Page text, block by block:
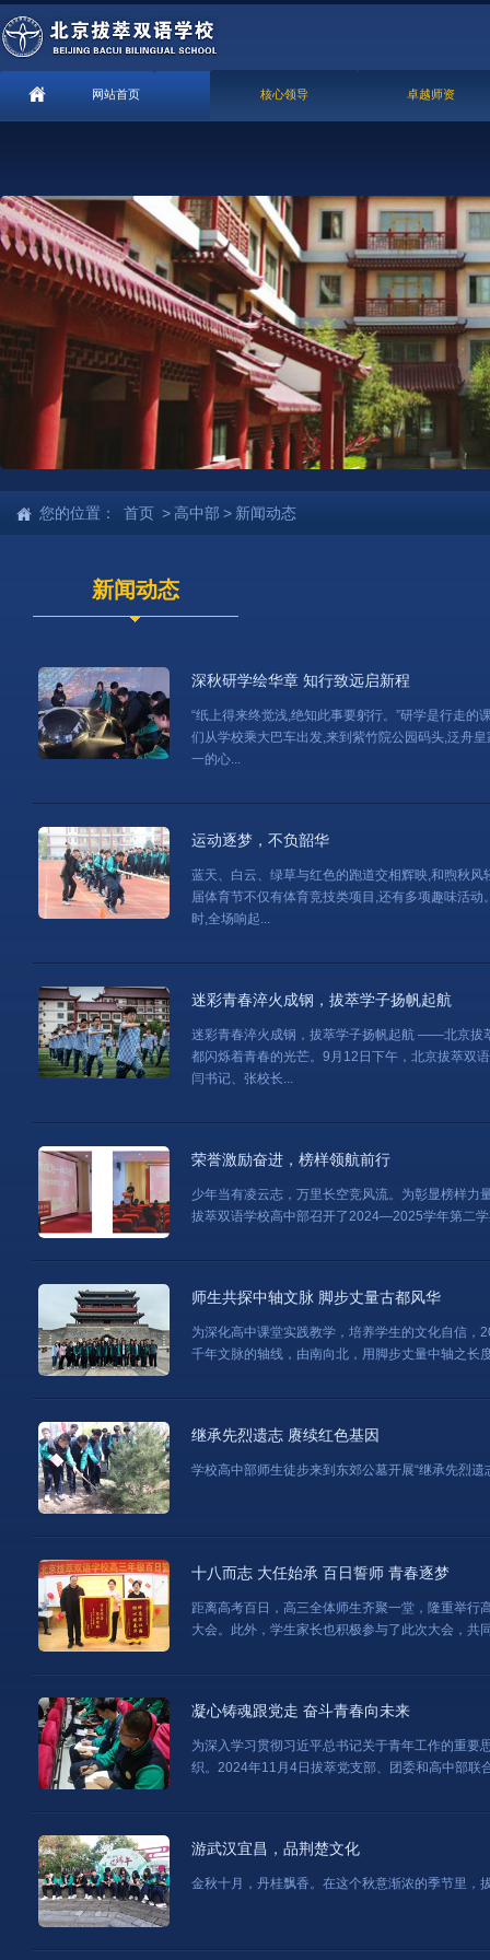
网站首页 核心领导 卓越师资
您的位置： 首页 >高中部 > 新闻动态
新闻动态
深秋研学绘华章 知行致远启新程
“纸上得来终觉浅,绝知此事要躬行。”研学是行走
们从学校乘大巴车出发,来到紫竹院公园码头,泛舟
一的心...
运动逐梦，不负韶华
蓝天、白云、绿草与红色的跑道交相辉映,和煦秋
届体育节不仅有体育竞技类项目,还有多项趣味活
时,全场响起...
迷彩青春淬火成钢，拔萃学子扬帆起航
迷彩青春淬火成钢，拔萃学子扬帆起航 ——北京拔
都闪烁着青春的光芒。9月12日下午，北京拔萃双
闫书记、张校长...
荣誉激励奋进，榜样领航前行
少年当有凌云志，万里长空竞风流。为彰显榜样
拔萃双语学校高中部召开了2024—2025学年第二学
师生共探中轴文脉 脚步丈量古都风华
为深化高中课堂实践教学，培养学生的文化自信
千年文脉的轴线，由南向北，用脚步丈量中轴之长
继承先烈遗志 赓续红色基因
学校高中部师生徒步来到东郊公墓开展“继承先烈
十八而志 大任始承 百日誓师 青春逐梦
距离高考百日，高三全体师生齐聚一堂，隆重举
大会。此外，学生家长也积极参与了此次大会，共
凝心铸魂跟党走 奋斗青春向未来
为深入学习贯彻习近平总书记关于青年工作的重
织。2024年11月4日拔萃党支部、团委和高中部联
游武汉宜昌，品荆楚文化
金秋十月，丹桂飘香。在这个秋意渐浓的季节里